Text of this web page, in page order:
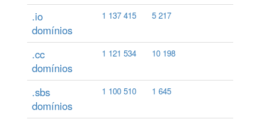
.io
domínios
1 137 415 5 217
.cc
domínios
1 121 534 10 198
.sbs
domínios
1 100 510 1 645